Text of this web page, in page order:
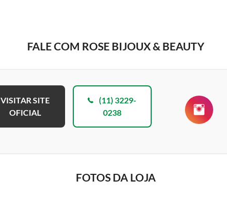
FALE COM ROSE BIJOUX & BEAUTY
VISITAR SITE
OFICIAL
(11) 3229-
0238
FOTOS DA LOJA